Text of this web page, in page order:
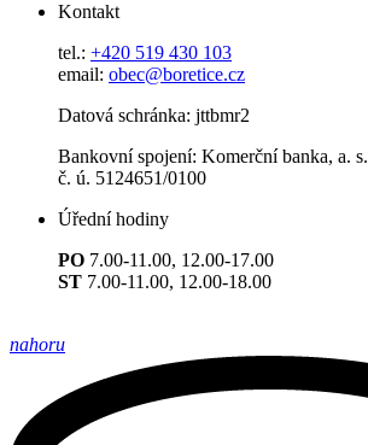
Kontakt
tel.: +420 519 430 103
email: obec@boretice.cz
Datová schránka: jttbmr2
Bankovní spojení: Komerční banka, a. s.
č. ú. 5124651/0100
Úřední hodiny
PO 7.00-11.00, 12.00-17.00
ST 7.00-11.00, 12.00-18.00
nahoru